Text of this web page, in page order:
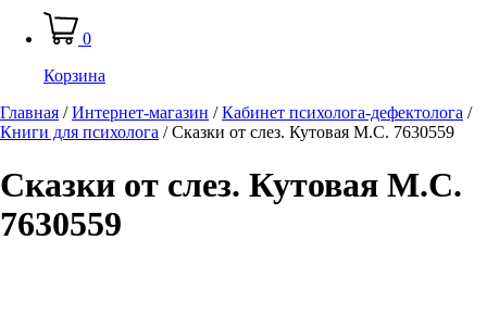
0
Корзина
Главная /Интернет-магазин /Кабинет психолога-дефектолога /
Книги для психолога /Сказки от слез. Кутовая М.С. 7630559
Сказки от слез. Кутовая М.С.
7630559